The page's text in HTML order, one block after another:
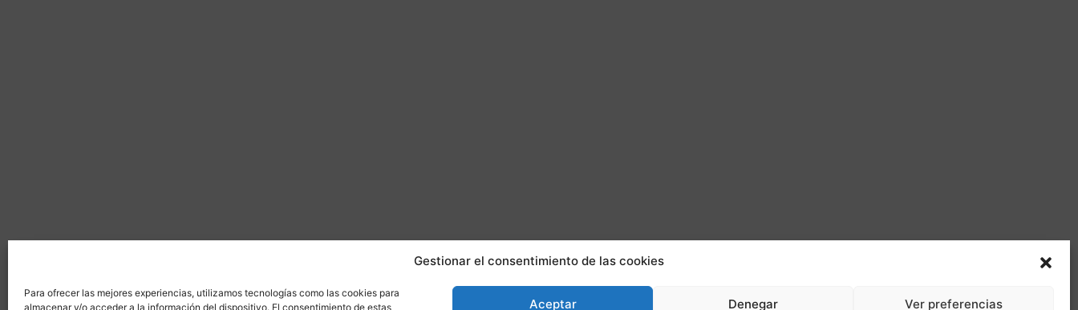
Gestionar el consentimiento de las cookies
Para ofrecer las mejores experiencias, utilizamos tecnologías como las cookies para
almacenar y/o acceder a la información del dispositivo. El consentimiento de estas
Aceptar Denegar Ver preferencias